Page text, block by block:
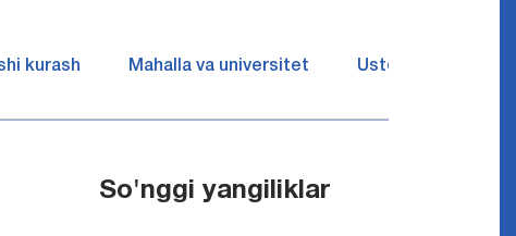
kurash Mahalla va universitet Ustozlar suhbatin
So'nggi yangiliklar